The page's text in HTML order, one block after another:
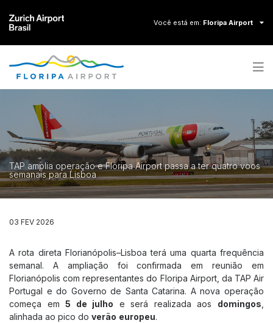
Você está em: Floripa Airport
Contraste
A+ Aumentar fonte
A- Diminuir fonte
Zurich Airport Brasil
Floripa Airport
Macaé Airport
Natal Airport
VOOS E INFORMAÇÕES
Painel de voo
Cias aéreas
Tarifas
TAP amplia operação e Floripa Airport passa a ter quatro voos
semanais para Lisboa
03 FEV 2026
A rota direta Florianópolis–Lisboa terá uma quarta frequência
semanal. A ampliação foi confirmada em reunião em
Florianópolis com representantes do Floripa Airport, da TAP Air
Portugal e do Governo de Santa Catarina. A nova operação
começa em5 de julho e será realizada aos domingos
alinhada ao pico do verão europeu.